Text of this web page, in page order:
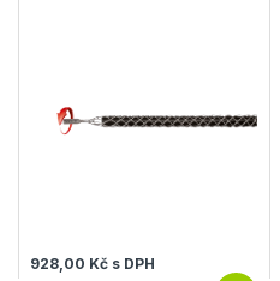
928,00 Kč s DPH